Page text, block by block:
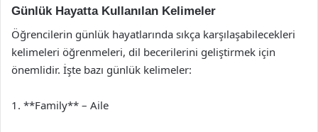
Günlük Hayatta Kullanılan Kelimeler
Öğrencilerin günlük hayatlarında sıkça karşılaşabilecekleri
kelimeleri öğrenmeleri, dil becerilerini geliştirmek için
önemlidir. İşte bazı günlük kelimeler:
1. **Family** – Aile